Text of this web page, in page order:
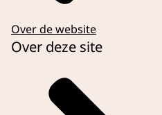
Over de website
Over deze site